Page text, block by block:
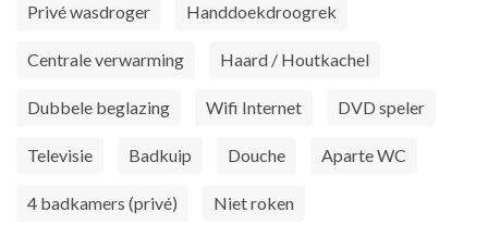
Privé wasdroger Handdoekdroogrek
Centrale verwarming Haard / Houtkachel
Dubbele beglazing Wifi Internet DVD speler
Televisie Badkuip Douche Aparte WC
4 badkamers (privé) Niet roken